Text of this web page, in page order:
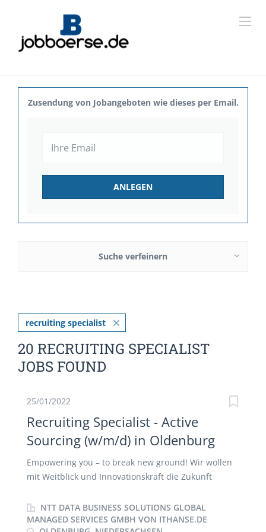
Zusendung von Jobangeboten wie dieses per Email.
Suche verfeinern
recruiting specialist
20 RECRUITING SPECIALIST
JOBS FOUND
25/01/2022
Recruiting Specialist - Active
Sourcing (w/m/d) in Oldenburg
Empowering you – to break new ground! Wir wollen
mit Weitblick und Innovationskraft die Zukunft
Potential! Als Teil der globalen NTT DATA Gruppe,
einem der erfolgreichsten IT-Dienstleister der Welt,
NTT DATA BUSINESS SOLUTIONS GLOBAL
MANAGED SERVICES GMBH VON ITHANSE.DE